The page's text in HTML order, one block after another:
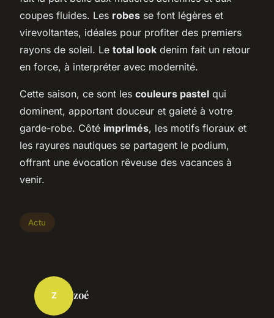
coupes fluides. Les robes se font légères et
virevoltantes, idéales pour profiter des premiers
rayons de soleil. Le total look denim fait un retour
en force, à interpréter avec modernité.
Cette saison, ce sont les couleurs pastel qui
dominent, apportant douceur et gaieté à votre
garde-robe. Côté imprimés, les motifs floraux et
les rayures nautiques se partagent le podium,
offrant une évocation rêveuse des vacances à
venir.
Actu
Z zoé